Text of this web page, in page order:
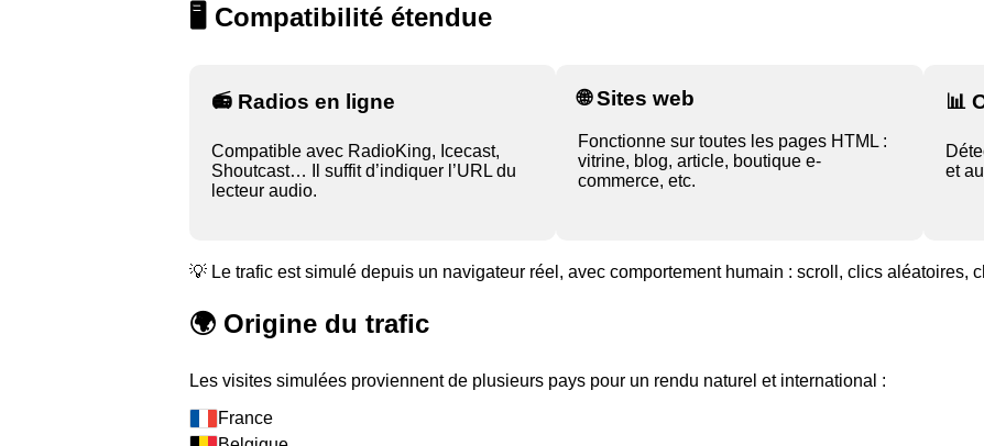
🖥️ Compatibilité étendue
📻 Radios en ligne
Compatible avec RadioKing, Icecast,
Shoutcast… Il suffit d’indiquer l’URL du
lecteur audio.
🌐 Sites web
Fonctionne sur toutes les pages HTML :
vitrine, blog, article, boutique e-
commerce, etc.
📊
et
💡 Le trafic est simulé depuis un navigateur réel, avec comportement humain : scroll, clics aléatoires,
🌍 Origine du trafic
Les visites simulées proviennent de plusieurs pays pour un rendu naturel et international :
France